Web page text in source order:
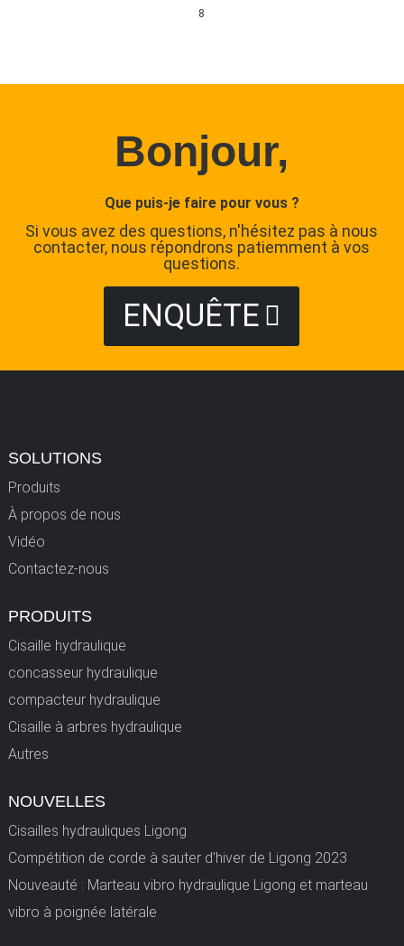
8
Bonjour,
Que puis-je faire pour vous ?
Si vous avez des questions, n'hésitez pas à nous
contacter, nous répondrons patiemment à vos
questions.
ENQUÊTE
SOLUTIONS
Produits
À propos de nous
Vidéo
Contactez-nous
PRODUITS
Cisaille hydraulique
concasseur hydraulique
compacteur hydraulique
Cisaille à arbres hydraulique
Autres
NOUVELLES
Cisailles hydrauliques Ligong
Compétition de corde à sauter d'hiver de Ligong 2023
Nouveauté : Marteau vibro hydraulique Ligong et marteau
vibro à poignée latérale